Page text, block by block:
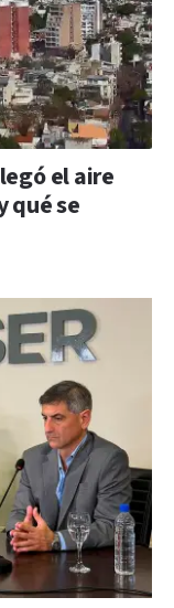
el aire
qué se